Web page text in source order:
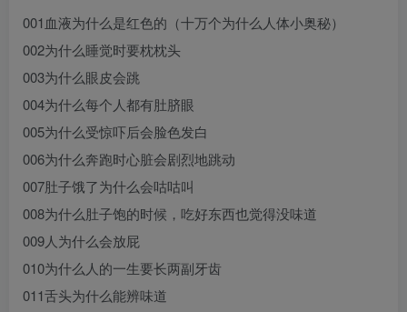
001血液为什么是红色的（十万个为什么人体小奥秘）
002为什么睡觉时要枕枕头
003为什么眼皮会跳
004为什么每个人都有肚脐眼
005为什么受惊吓后会脸色发白
006为什么奔跑时心脏会剧烈地跳动
007肚子饿了为什么会咕咕叫
008为什么肚子饱的时候，吃好东西也觉得没味道
009人为什么会放屁
010为什么人的一生要长两副牙齿
011舌头为什么能辨味道